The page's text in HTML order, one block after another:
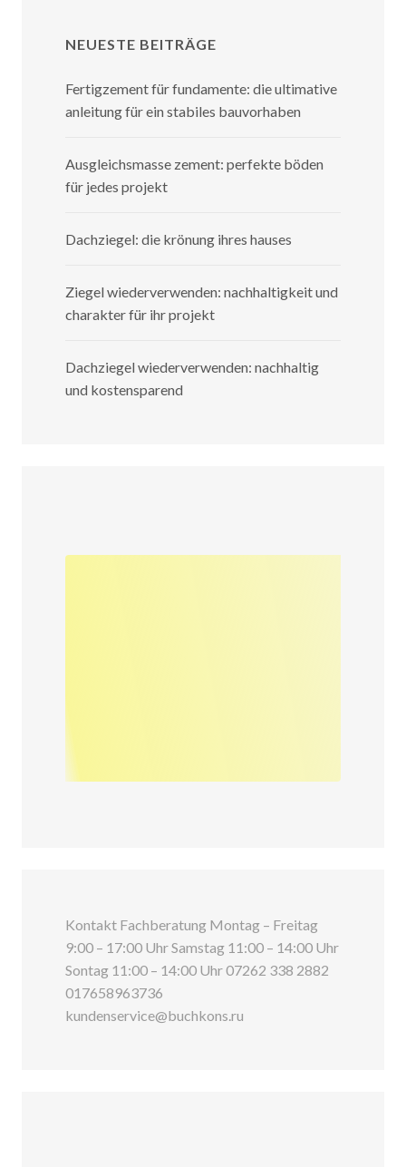
NEUESTE BEITRÄGE
Fertigzement für fundamente: die ultimative
anleitung für ein stabiles bauvorhaben
Ausgleichsmasse zement: perfekte böden
für jedes projekt
Dachziegel: die krönung ihres hauses
Ziegel wiederverwenden: nachhaltigkeit und
charakter für ihr projekt
Dachziegel wiederverwenden: nachhaltig
und kostensparend
Kontakt Fachberatung Montag – Freitag
9:00 – 17:00 Uhr Samstag 11:00 – 14:00 Uhr
Sontag 11:00 – 14:00 Uhr 07262 338 2882
017658963736
kundenservice@buchkons.ru